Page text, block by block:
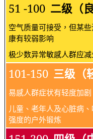
51 -100 二级（良
空气质量可接受，但某
康有较弱影响
极少数异常敏感人群应
101-150 三级（
易感人群症状有轻度加
儿童、老年人及心脏病
强度的户外锻炼